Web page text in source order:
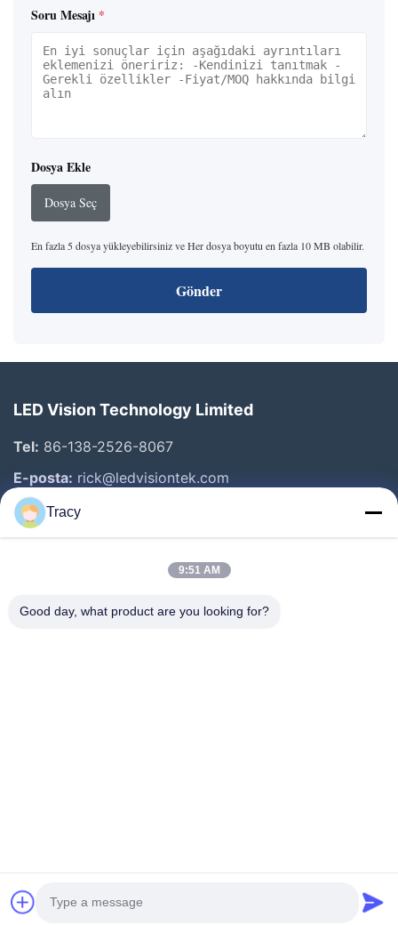
Soru Mesajı *
Dosya Ekle
Dosya Seç
En fazla 5 dosya yükleyebilirsiniz ve Her dosya boyutu en fazla 10 MB olabilir.
Gönder
LED Vision Technology Limited
Tel: 86-138-2526-8067
E-posta: rick@ledvisiontek.com
Hızlı Bağlantılar
Ürün:% S
©2018- LED Vision Technology Limited. Tüm Hakları Saklıdır
Tracy
9:51 AM
Good day, what product are you looking for?